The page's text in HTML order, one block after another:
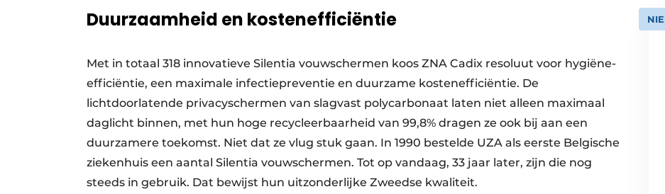
Duurzaamheid en kostenefficiëntie
Met in totaal 318 innovatieve Silentia vouwschermen koos ZNA Cadix resoluut voor hygiëne-
efficiëntie, een maximale infectiepreventie en duurzame kostenefficiëntie. De
lichtdoorlatende privacyschermen van slagvast polycarbonaat laten niet alleen maximaal
daglicht binnen, met hun hoge recycleerbaarheid van 99,8% dragen ze ook bij aan een
duurzamere toekomst. Niet dat ze vlug stuk gaan. In 1990 bestelde UZA als eerste ­Belgische
ziekenhuis een aantal Silentia vouwschermen. Tot op vandaag, 33 jaar later, zijn die nog
steeds in gebruik. Dat bewijst hun uitzonderlijke Zweedse kwaliteit.